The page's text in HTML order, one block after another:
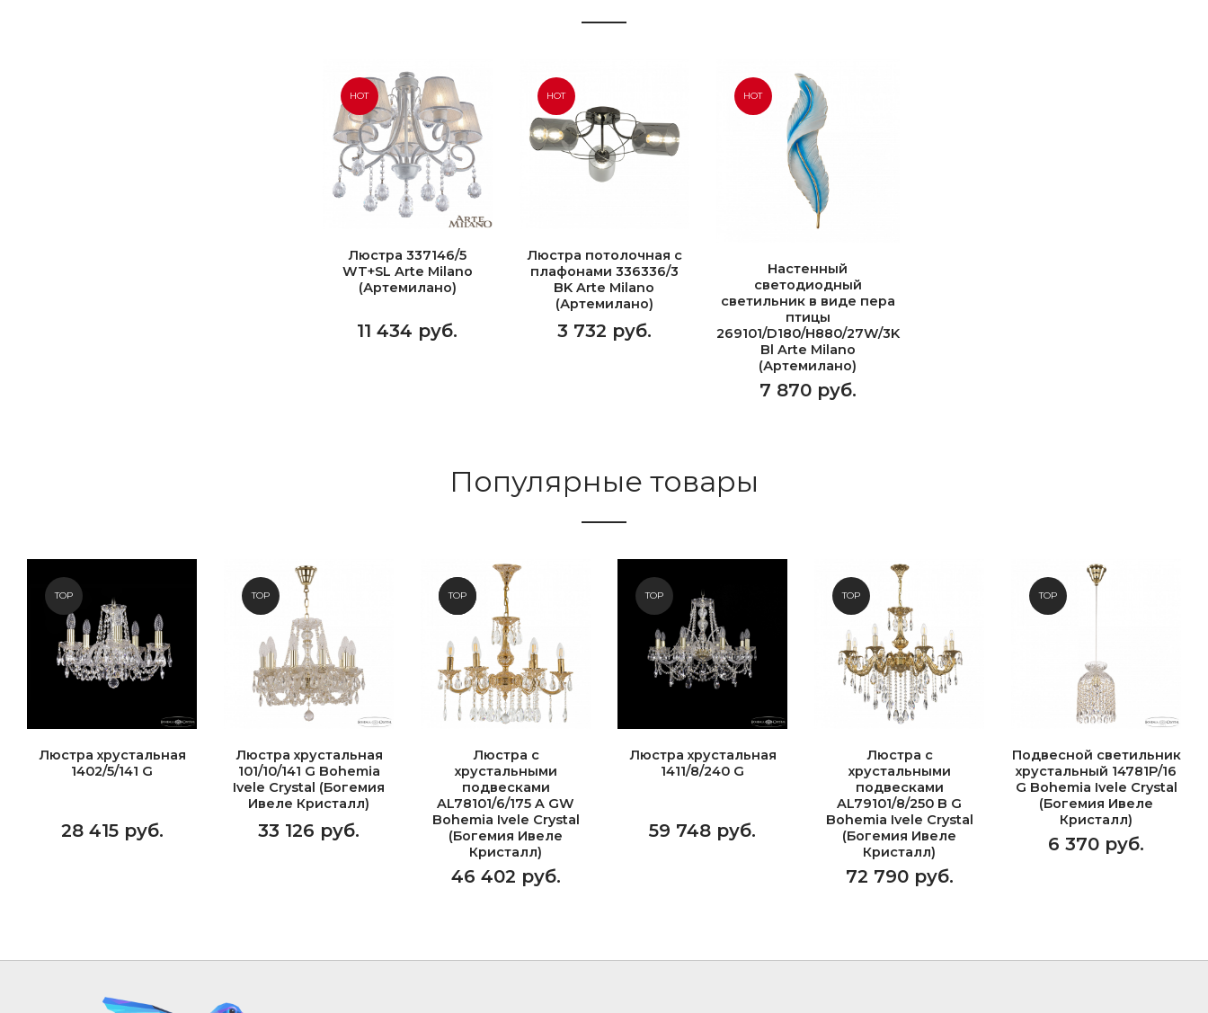
HOT
Люстра 337146/5
WT+SL Arte Milano
(Артемилано)
11 434 руб.
HOT
Люстра потолочная с
плафонами 336336/3
BK Arte Milano
(Артемилано)
3 732 руб.
HOT
Настенный
светодиодный
светильник в виде пера
птицы
269101/D180/H880/27W/3K
Bl Arte Milano
(Артемилано)
7 870 руб.
Популярные товары
TOP
Люстра хрустальная
1402/5/141 G
28 415 руб.
TOP
Люстра хрустальная
101/10/141 G Bohemia
Ivele Crystal (Богемия
Ивеле Кристалл)
33 126 руб.
NEW
TOP
Люстра с
хрустальными
подвесками
AL78101/6/175 A GW
Bohemia Ivele Crystal
(Богемия Ивеле
Кристалл)
46 402 руб.
TOP
Люстра хрустальная
1411/8/240 G
59 748 руб.
TOP
Люстра с
хрустальными
подвесками
AL79101/8/250 B G
Bohemia Ivele Crystal
(Богемия Ивеле
Кристалл)
72 790 руб.
TOP
Подвесной светильник
хрустальный 14781P/16
G Bohemia Ivele Crystal
(Богемия Ивеле
Кристалл)
6 370 руб.